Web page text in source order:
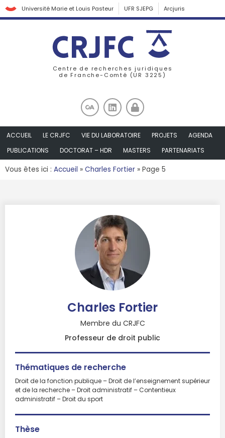
Université Marie et Louis Pasteur UFR SJEPG Arcjuris
Centre de recherches juridiques
de Franche-Comté (UR 3225)
ACCUEIL LE CRJFC VIE DU LABORATOIRE PROJETS
AGENDA
PUBLICATIONS
DOCTORAT – HDR MASTERS PARTENARIATS
Vous êtes ici : Accueil » Charles Fortier » Page 5
Charles Fortier
Membre du CRJFC
Professeur de droit public
Thématiques de recherche
Droit de la fonction publique – Droit de l’enseignement supérieur
et de la recherche – Droit administratif – Contentieux
administratif – Droit du sport
Thèse